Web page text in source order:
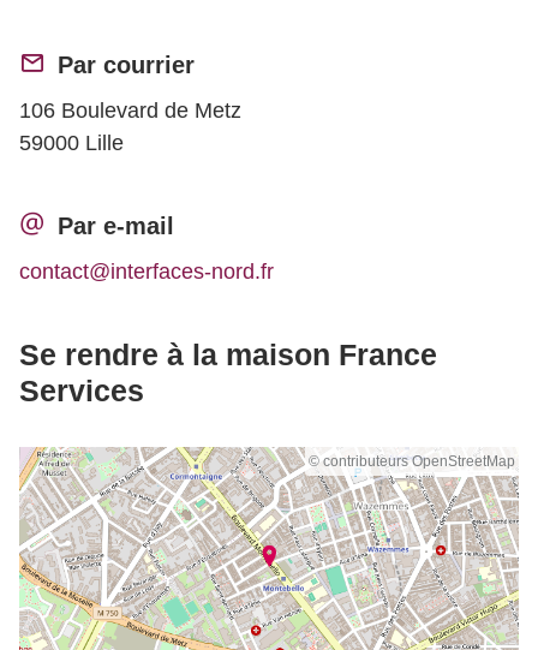
Par courrier
106 Boulevard de Metz
59000 Lille
Par e-mail
contact@interfaces-nord.fr
Se rendre à la maison France
Services
© contributeurs OpenStreetMap